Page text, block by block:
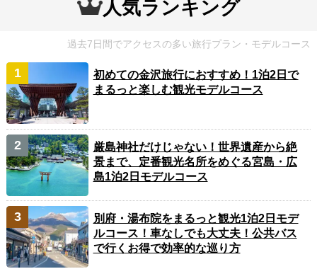
人気ランキング
過去7日間でアクセスの多い旅行プラン・モデルコース
初めての金沢旅行におすすめ！1泊2日で
まるっと楽しむ観光モデルコース
厳島神社だけじゃない！世界遺産から絶
景まで、定番観光名所をめぐる宮島・広
島1泊2日モデルコース
別府・湯布院をまるっと観光1泊2日モデ
ルコース！車なしでも大丈夫！公共バス
で行くお得で効率的な巡り方